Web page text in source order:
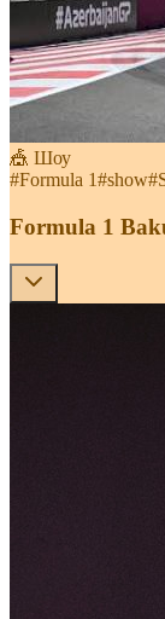
🎪 Шоу
#Formula 1#show#
Formula 1